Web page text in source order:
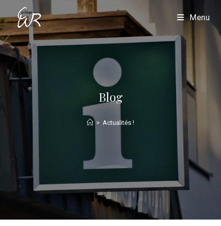
Menu
Blog
> Actualités !